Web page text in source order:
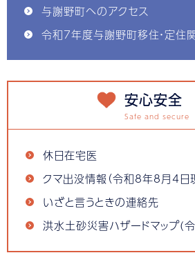
与謝野町へのアクセス
令和7年度与謝野町移住・定住
安心安全
休日在宅医
クマ出没情報（令和8年8月4日
いざと言うときの連絡先
洪水土砂災害ハザードマップ(